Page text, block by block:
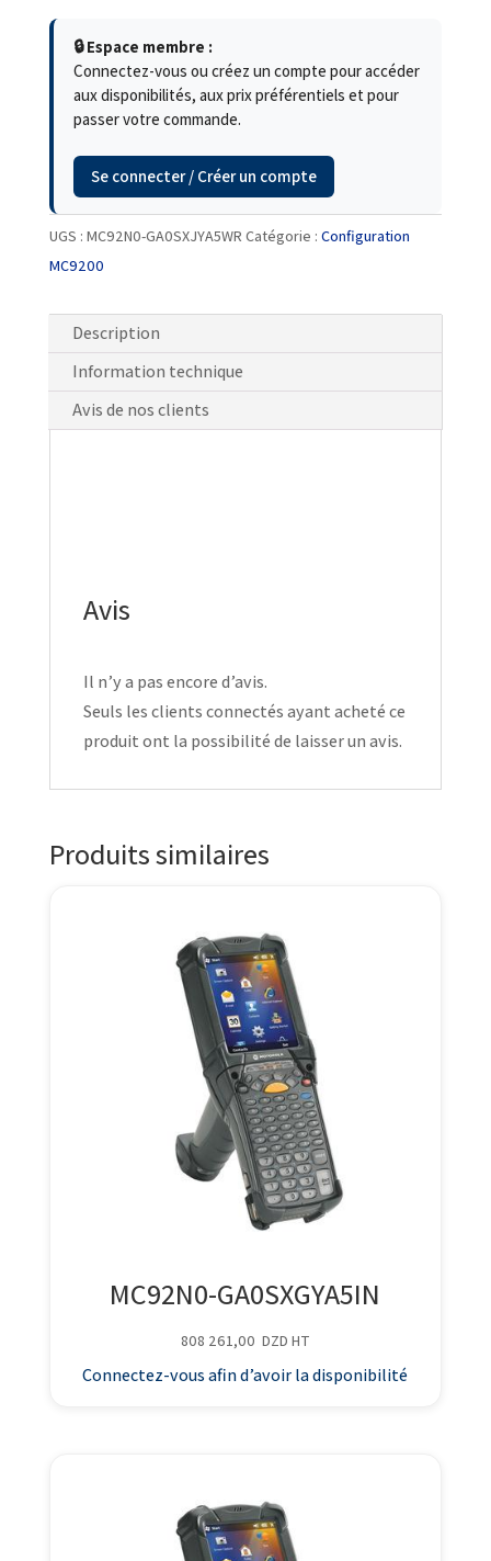
🔒 Espace membre :
Connectez-vous ou créez un compte pour accéder
aux disponibilités, aux prix préférentiels et pour
passer votre commande.
Se connecter / Créer un compte
UGS : MC92N0-GA0SXJYA5WR Catégorie : Configuration
MC9200
Description
Information technique
Avis de nos clients
Avis
Il n’y a pas encore d’avis.
Seuls les clients connectés ayant acheté ce
produit ont la possibilité de laisser un avis.
Produits similaires
MC92N0-GA0SXGYA5IN
808 261,00 DZD HT
Connectez-vous afin d’avoir la disponibilité